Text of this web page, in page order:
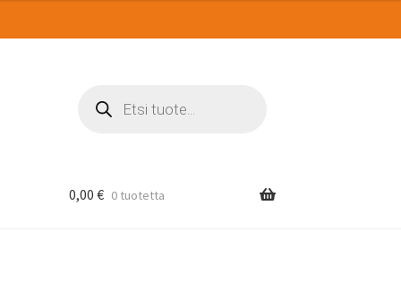
search
0,00 € 0 tuotetta